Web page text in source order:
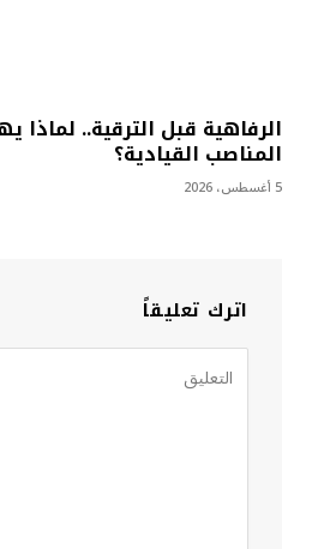
الرفاهية قبل الترقية..
المناصب القيادية؟
5 أغسطس، 2026
اترك تعليقاً